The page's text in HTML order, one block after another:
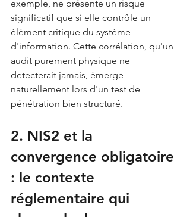
exemple, ne présente un risque
significatif que si elle contrôle un
élément critique du système
d'information. Cette corrélation, qu'un
audit purement physique ne
detecterait jamais, émerge
naturellement lors d'un test de
pénétration bien structuré.
2. NIS2 et la
convergence obligatoire
: le contexte
réglementaire qui